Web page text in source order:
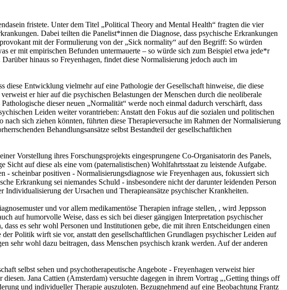
fristete. Unter dem Titel „Political Theory and Mental Health“ fragten die vier
Dabei teilten die Panelist*innen die Diagnose, dass psychische Erkrankungen
mit der Formulierung von der „Sick normality“ auf den Begriff: So würden
er mit empirischen Befunden untermauerte – so würde sich zum Beispiel etwa jede*r
hinaus so Freyenhagen, findet diese Normalisierung jedoch auch im
diese Entwicklung vielmehr auf eine Pathologie der Gesellschaft hinweise, die diese
er hier auf die psychischen Belastungen der Menschen durch die neoliberale
dieser neuen „Normalität“ werde noch einmal dadurch verschärft, dass
Leiden weiter vorantrieben: Anstatt den Fokus auf die sozialen und politischen
sich ziehen könnten, führten diese Therapieversuche im Rahmen der Normalisierung
Behandlungsansätze selbst Bestandteil der gesellschaftlichen
Vorstellung ihres Forschungsprojekts eingesprungene Co-Organisatorin des Panels,
auf diese als eine vom (paternalistischen) Wohlfahrtsstaat zu leistende Aufgabe.
- scheinbar positiven - Normalisierungsdiagnose wie Freyenhagen aus, fokussiert sich
Erkrankung sei niemandes Schuld - insbesondere nicht der darunter leidenden Person
der Ursachen und Therapieansätze psychischer Krankheiten.
und vor allem medikamentöse Therapien infrage stellen, , wird Jeppsson
auf humorvolle Weise, dass es sich bei dieser gängigen Interpretation psychischer
es sehr wohl Personen und Institutionen gebe, die mit ihren Entscheidungen einen
Politik wirft sie vor, anstatt den gesellschaftlichen Grundlagen psychischer Leiden auf
sehr wohl dazu beitragen, dass Menschen psychisch krank werden. Auf der anderen
selbst sehen und psychotherapeutische Angebote - Freyenhagen verweist hier
Jana Cattien (Amsterdam) versuchte dagegen in ihrem Vortrag „‚Getting things off
und individueller Therapie auszuloten. Bezugnehmend auf eine Beobachtung Frantz